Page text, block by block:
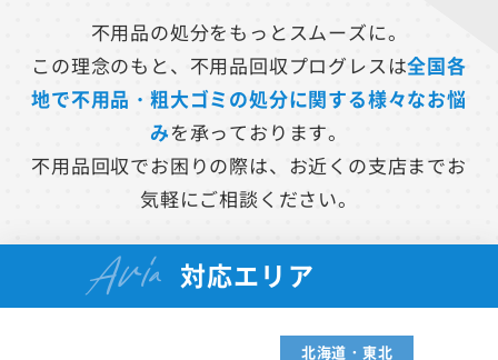
不用品の処分をもっとスムーズに。
この理念のもと、不用品回収プログレスは全国各
地で不用品・粗大ゴミの処分に関する様々なお悩
みを承っております。
不用品回収でお困りの際は、お近くの支店までお
気軽にご相談ください。
Aria 対応エリア
北海道・東北